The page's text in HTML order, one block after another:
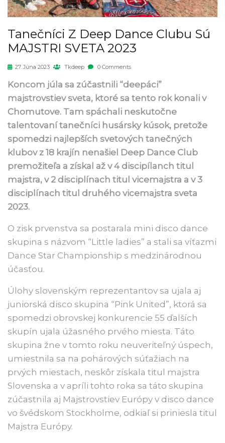
Tanečníci Z Deep Dance Clubu Sú
MAJSTRI SVETA 2023
27. Júna 2023 Tkdeep 0 Comments
Koncom júla sa zúčastnili “deepáci”
majstrovstiev sveta, ktoré sa tento rok konali v
Chomutove. Tam spáchali neskutočne
talentovaní tanečníci husársky kúsok, pretože
spomedzi najlepších svetových tanečných
klubov z 18 krajín nenašiel Deep Dance Club
premožiteľa a získal až v 4 discipílanch titul
majstra, v 2 disciplínach titul vicemajstra a v 3
disciplínach titul druhého vicemajstra sveta
2023.
O zisk prvenstva sa postarala mini disco dance
skupina s názvom “Little ladies” a stali sa víťazmi
Dance Star Championship s medzinárodnou
účasťou.
Úlohy slovenským reprezentantov sa ujala aj
juniorská disco skupina “Pink United”, ktorá sa
spomedzi obrovskej konkurencie 55 ďalších
skupín ujala úžasného prvého miesta. Táto
skupina žne v tomto roku neuveriteľný úspech,
umiestnila sa na pohárových súťažiach na
prvých miestach, neskôr získala titul majstra
Slovenska a v apríli tohto roka sa táto skupina
zúčastnila aj Majstrovstiev Európy v disco dance
vo švédskom Stockholme, odkiaľ si priniesla titul
Majstra Európy.